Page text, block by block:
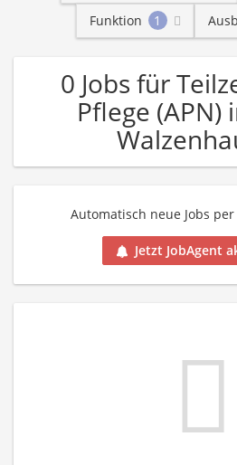
Funktion
1
0 Jobs für
Pflege (APN)
Automatisch neue Jobs
Jetzt JobAgent